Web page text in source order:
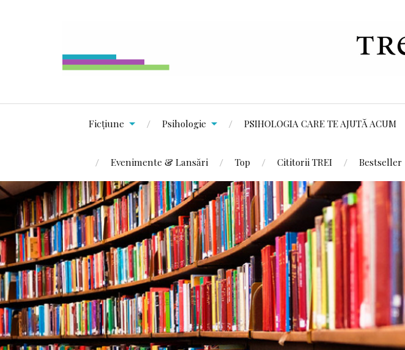
Ficțiune Psihologie PSIHOLOGIA CARE TE AJUTĂ ACUM
Evenimente & Lansări Top Cititorii TREI Bestseller